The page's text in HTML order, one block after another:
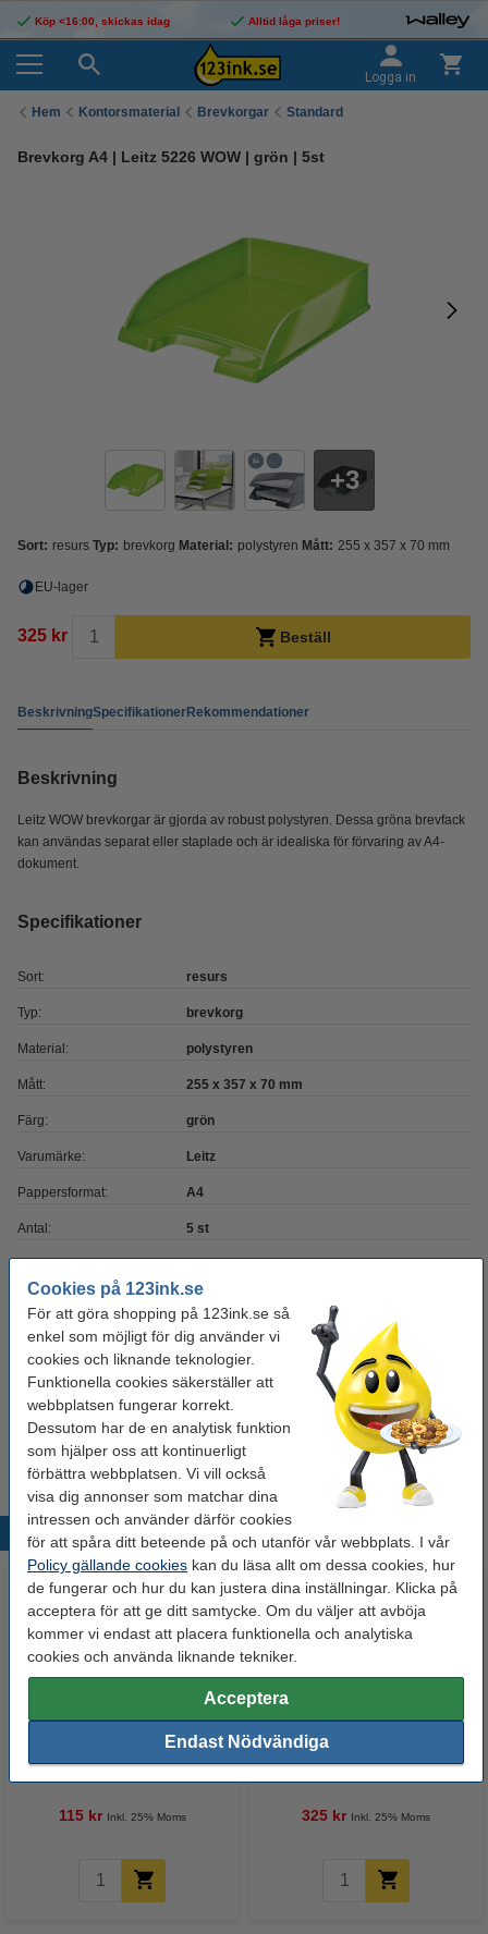
Cookies på 123ink.se
För att göra shopping på 123ink.se så
enkel som möjligt för dig använder vi
cookies och liknande teknologier.
Funktionella cookies säkerställer att
webbplatsen fungerar korrekt.
Dessutom har de en analytisk funktion
som hjälper oss att kontinuerligt
förbättra webbplatsen. Vi vill också
visa dig annonser som matchar dina
intressen och använder därför cookies
för att spåra ditt beteende på och utanför vår webbplats. I vår
Policy gällande cookies kan du läsa allt om dessa cookies, hur
de fungerar och hur du kan justera dina inställningar. Klicka på
acceptera för att ge ditt samtycke. Om du väljer att avböja
kommer vi endast att placera funktionella och analytiska
cookies och använda liknande tekniker.
Acceptera
Endast Nödvändiga
Köp <16:00, skickas idag Alltid låga priser!
Logga in
Hem Kontorsmaterial Brevkorgar Standard
Brevkorg A4 | Leitz 5226 WOW | grön | 5st
3
Sort: resurs Typ: brevkorg Material: polystyren Mått: 255 x 357 x 70 mm
EU-lager
325 kr Beställ
BeskrivningSpecifikationerRekommendationer
Beskrivning
Leitz WOW brevkorgar är gjorda av robust polystyren. Dessa gröna brevfack
kan användas separat eller staplade och är idealiska för förvaring av A4-
dokument.
Specifikationer
Sort: resurs
Typ: brevkorg
Material: polystyren
Mått: 255 x 357 x 70 mm
Färg: grön
Varumärke: Leitz
Pappersformat: A4
Antal: 5 st
Glöm inte att beställa!
Tejphållare 19mm + 8x standard tejp 19mm x
33m | 123ink | svart
130 kr
Pennställ vit/grön | Leitz WOW
105 kr
Populära produkter
Tidsskriftssamlare | Leitz 6047
WOW | rosa metallic
115 kr Inkl. 25% Moms
Brevkorg A4 | Leitz 5226 WOW |
rosa metallic | 5st
325 kr Inkl. 25% Moms